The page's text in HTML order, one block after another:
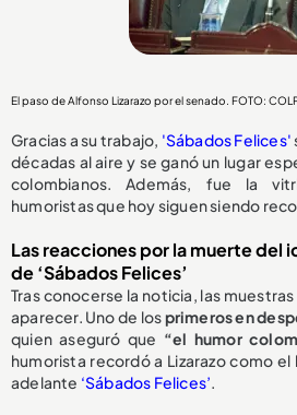
El paso de Alfonso Lizarazo por el senado. FOTO:
Gracias a su trabajo, 'Sábados Felices'
décadas al aire y se ganó un lugar
colombianos. Además, fue la
humoristas que hoy siguen siendo
Las reacciones por la muerte del
de ‘Sábados Felices’
Tras conocerse la noticia, las
aparecer. Uno de losprimeros en
quien aseguró que “el humor
humorista recordó a Lizarazo como
adelante ‘Sábados Felices’.